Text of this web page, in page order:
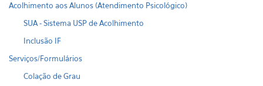
Acolhimento aos Alunos (Atendimento Psicológico)
SUA - Sistema USP de Acolhimento
Inclusão IF
Serviços/Formulários
Colação de Grau